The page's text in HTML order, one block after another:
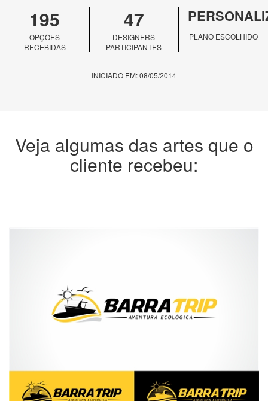
195
OPÇÕES
RECEBIDAS
47
DESIGNERS
PARTICIPANTES
PLANO ESCOLHIDO
INICIADO EM: 08/05/2014
Veja algumas das artes que o
cliente recebeu: